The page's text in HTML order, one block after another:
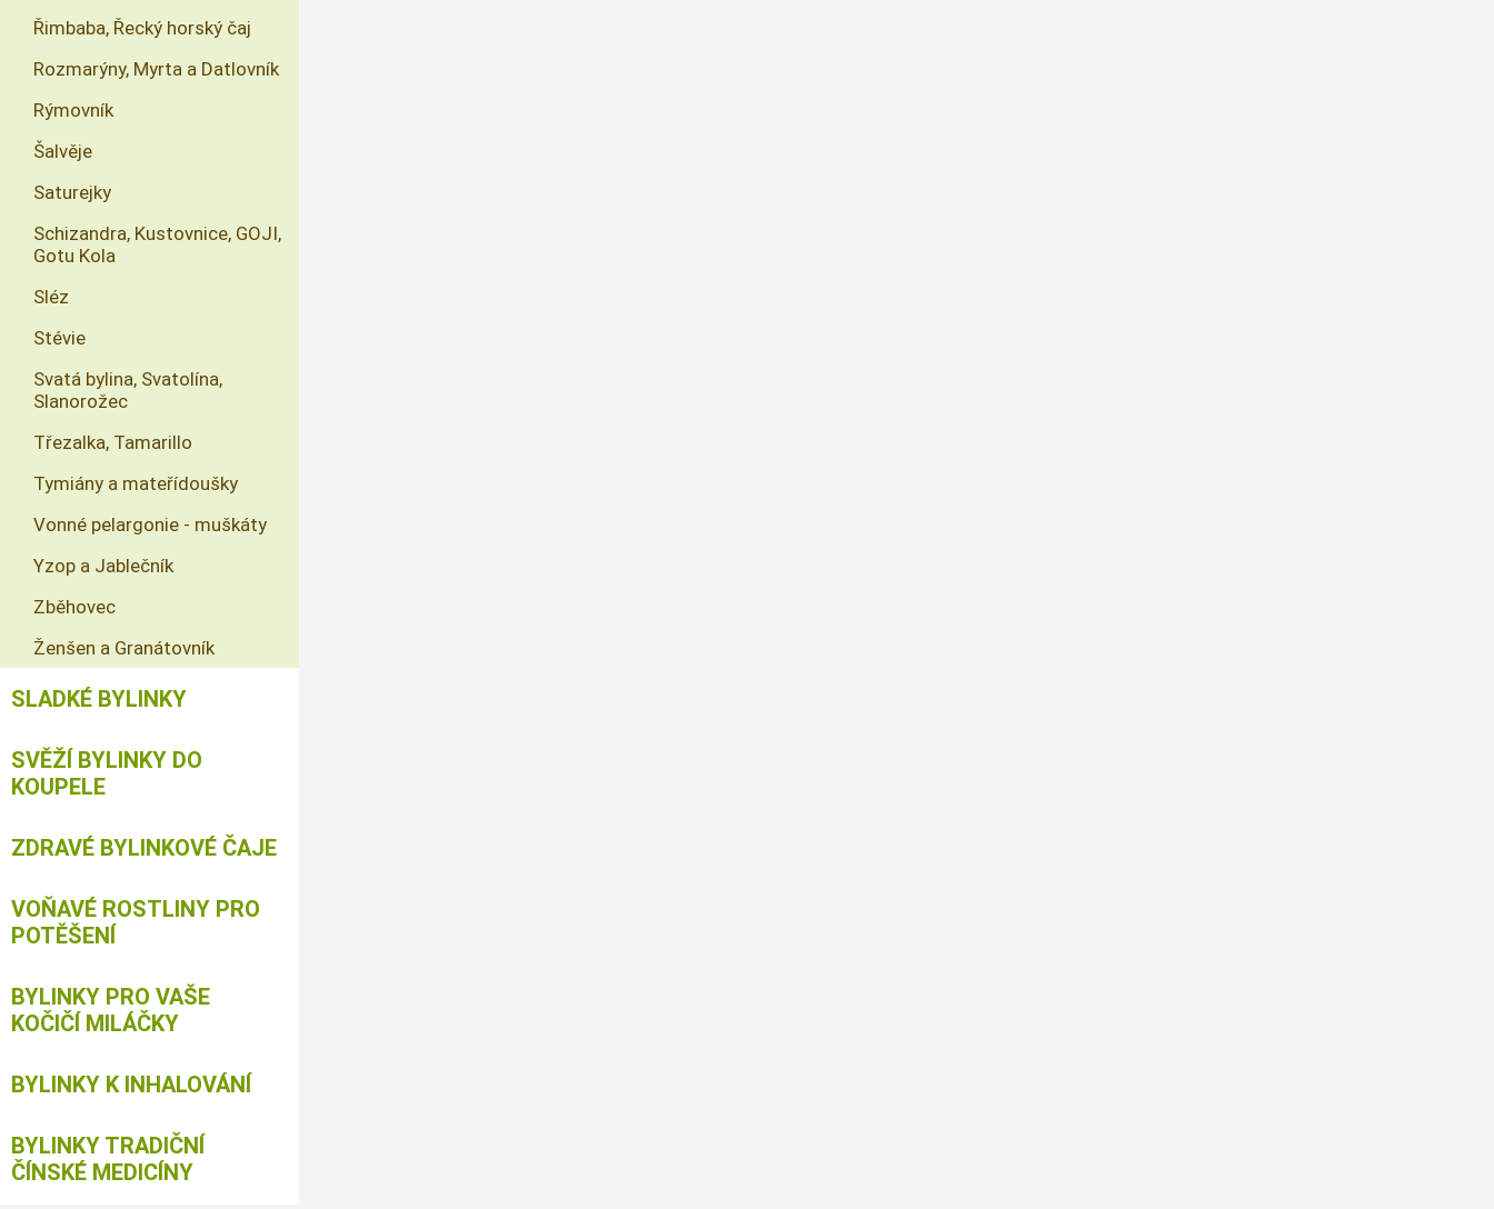
Řimbaba, Řecký horský čaj
Rozmarýny, Myrta a Datlovník
Rýmovník
Šalvěje
Saturejky
Schizandra, Kustovnice, GOJI,
Gotu Kola
Sléz
Stévie
Svatá bylina, Svatolína,
Slanorožec
Třezalka, Tamarillo
Tymiány a mateřídoušky
Vonné pelargonie - muškáty
Yzop a Jablečník
Zběhovec
Ženšen a Granátovník
SLADKÉ BYLINKY
SVĚŽÍ BYLINKY DO
KOUPELE
ZDRAVÉ BYLINKOVÉ ČAJE
VOŇAVÉ ROSTLINY PRO
POTĚŠENÍ
BYLINKY PRO VAŠE
KOČIČÍ MILÁČKY
BYLINKY K INHALOVÁNÍ
BYLINKY TRADIČNÍ
ČÍNSKÉ MEDICÍNY